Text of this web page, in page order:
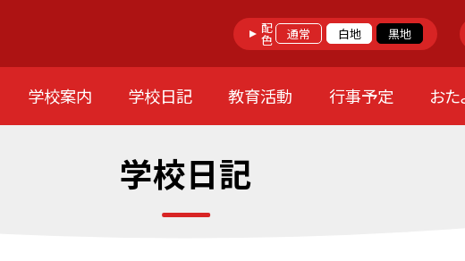
配色 通常 白地 黒地
学校案内 学校日記 教育活動 行事予定 おた
学校日記